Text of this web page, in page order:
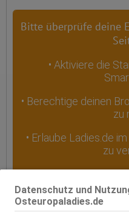
Datenschutz und
Osteuropaladies.de
Bitte überprüfe deine
• Aktiviere die
• Berechtige deinen
zu
• Erlaube Ladies.de
zu
Genaue Informationen zu den
Geräte- oder